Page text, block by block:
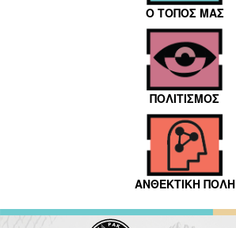
Ο ΤΟΠΟΣ ΜΑΣ
ΠΟΛΙΤΙΣΜΟΣ
ΑΝΘΕΚΤΙΚΗ ΠΟΛΗ